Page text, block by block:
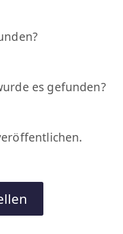
es gefunden?